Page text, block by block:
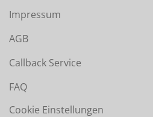
Impressum
AGB
Callback Service
FAQ
Cookie Einstellungen